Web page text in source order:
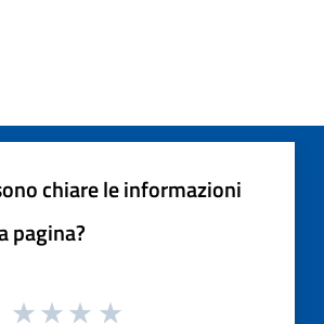
chiare le informazioni
pagina?